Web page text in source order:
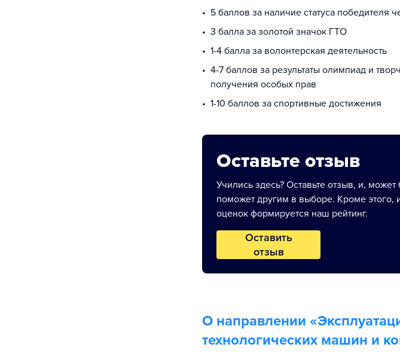
5 баллов за наличие статуса победителя
3 балла за золотой значок ГТО
1-4 балла за волонтерская деятельность
4-7 баллов за результаты олимпиад и
получения особых прав
1-10 баллов за спортивные достижения
Оставьте отзыв
Учились здесь? Оставьте отзыв, и, может
поможет другим в выборе. Кроме этого,
оценок формируется наш рейтинг.
Оставить
отзыв
О направлении «
технологических машин и